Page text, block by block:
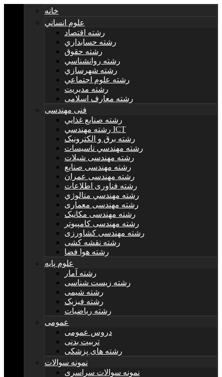
خانه
علوم انساني
رشته اقتصاد
رشته حسابداري
رشته حقوق
رشته روانشناسي
رشته شهرسازي
رشته علوم اجتماعي
رشته مديريت
رشته معارف اسلامی
فنی مهندسی
رشته صنايع غذايي
رشته مهندسي ICT
رشته برق و الکترونيک
رشته مهندسي تاسيسات
رشته مهندسی شیلات
رشته مهندسی صنایع
رشته مهندسی عمران
رشته فناوری اطلاعات
رشته مهندسي متالوژي
رشته مهندسی معماری
رشته مهندسی مکانیک
رشته مهندسی کامپیوتر
رشته مهندسی کشاورزی
رشته نقشه کشی
رشته هوا فضا
علوم پایه
رشته آمار
رشته زیست شناسی
رشته شیمی
رشته فیزیک
رشته ریاضیات
عمومی
دروس عمومی
تربیت بدنی
رشته های پزشکی
نمونه سوالات
نمونه سوالات سراسری